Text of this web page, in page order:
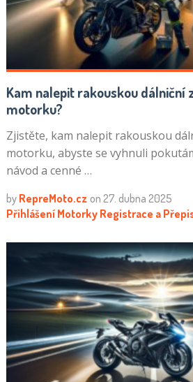
Kam nalepit rakouskou dálniční
motorku?
Zjistěte, kam nalepit rakouskou
motorku, abyste se vyhnuli
návod a cenné …
by RepreMoto.cz on 27. dubna 2025
Přihlášení Motorky Registrace a